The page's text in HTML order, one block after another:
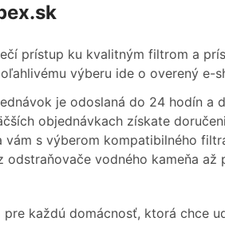
prístup ku kvalitným filtrom a
výberu ide o overený e-
je odoslaná do 24 hodín a
objednávkach získate
vám s výberom kompatibilného
odstraňovače vodného kameňa
pre každú domácnosť, ktorá chce